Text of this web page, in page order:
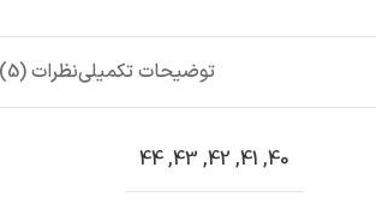
توضیحات تکمیلینظرات (5)
40
,
41
,
42
,
43
,
44